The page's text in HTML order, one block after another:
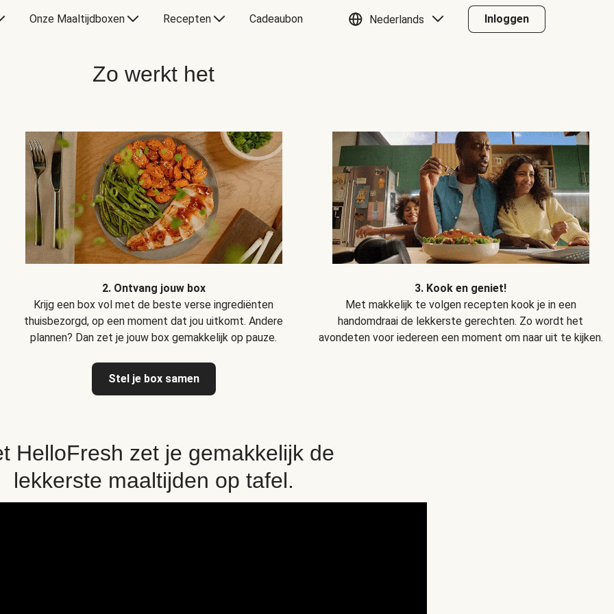
Onze Maaltijdboxen Recepten Cadeaubon Nederlands Inloggen
Zo werkt het
2. Ontvang jouw box
Krijg een box vol met de beste verse ingrediënten
thuisbezorgd, op een moment dat jou uitkomt. Andere
plannen? Dan zet je jouw box gemakkelijk op pauze.
3. Kook en geniet!
Met makkelijk te volgen recepten kook je in een
handomdraai de lekkerste gerechten. Zo wordt het
avondeten voor iedereen een moment om naar uit te kijken.
Stel je box samen
HelloFresh zet je gemakkelijk de
lekkerste maaltijden op tafel.